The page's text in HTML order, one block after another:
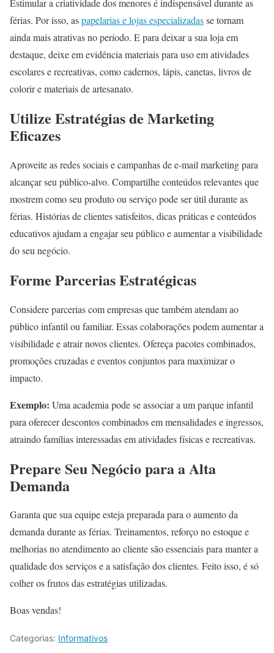
Estimular a criatividade dos menores é indispensável durante as
férias. Por isso, aspapelarias e lojas especializadasse tornam
ainda mais atrativas no período. E para deixar a sua loja em
destaque, deixe em evidência materiais para uso em atividades
escolares e recreativas, como cadernos, lápis, canetas, livros de
colorir e materiais de artesanato.
Utilize Estratégias de Marketing
Eficazes
Aproveite as redes sociais e campanhas de e-mail marketing para
alcançar seu público-alvo. Compartilhe conteúdos relevantes que
mostrem como seu produto ou serviço pode ser útil durante as
férias. Histórias de clientes satisfeitos, dicas práticas e conteúdos
educativos ajudam a engajar seu público e aumentar a visibilidade
do seu negócio.
Forme Parcerias Estratégicas
Considere parcerias com empresas que também atendam ao
público infantil ou familiar. Essas colaborações podem aumentar a
visibilidade e atrair novos clientes. Ofereça pacotes combinados,
promoções cruzadas e eventos conjuntos para maximizar o
impacto.
Exemplo: Uma academia pode se associar a um parque infantil
para oferecer descontos combinados em mensalidades e ingressos,
atraindo famílias interessadas em atividades físicas e recreativas.
Prepare Seu Negócio para a Alta
Demanda
Garanta que sua equipe esteja preparada para o aumento da
demanda durante as férias. Treinamentos, reforço no estoque e
melhorias no atendimento ao cliente são essenciais para manter a
qualidade dos serviços e a satisfação dos clientes. Feito isso, é só
colher os frutos das estratégias utilizadas.
Boas vendas!
Categorias: Informativos